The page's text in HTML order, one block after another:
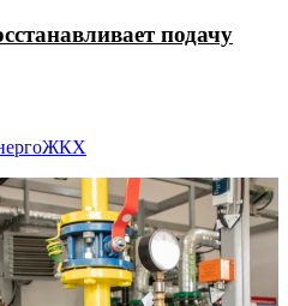
подачу
ЖКХ